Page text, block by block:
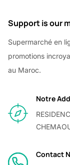
Support is our
Supermarché en
promotions
au Maroc.
Notre
Contact